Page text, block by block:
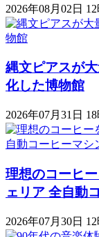
2026年08月02日
縄文ピアスが
化した博物館
2026年07月31日
理想のコーヒ
ェリア 全自動
2026年07月30日